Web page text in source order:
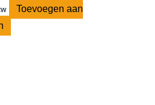
Toevoegen aan